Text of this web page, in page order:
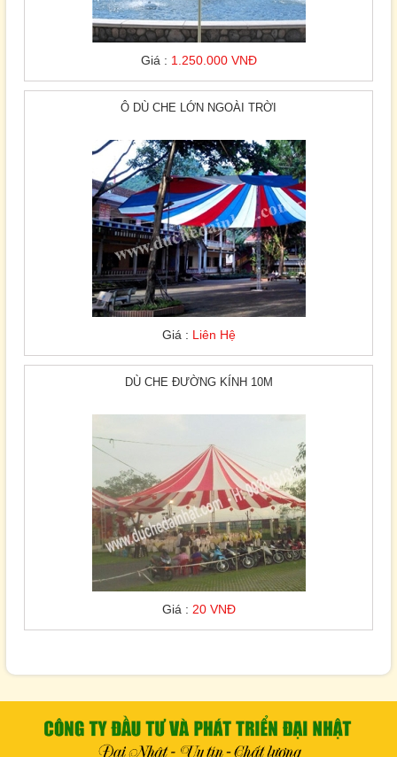
Giá : 1.250.000 VNĐ
Ô DÙ CHE LỚN NGOÀI TRỜI
Giá : Liên Hệ
DÙ CHE ĐƯỜNG KÍNH 10M
Giá : 20 VNĐ